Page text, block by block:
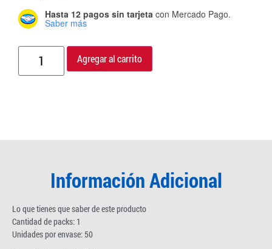
Hasta 12 pagos sin tarjeta con Mercado Pago.
Saber más
Agregar al carrito
Información Adicional
Lo que tienes que saber de este producto
Cantidad de packs: 1
Unidades por envase: 50